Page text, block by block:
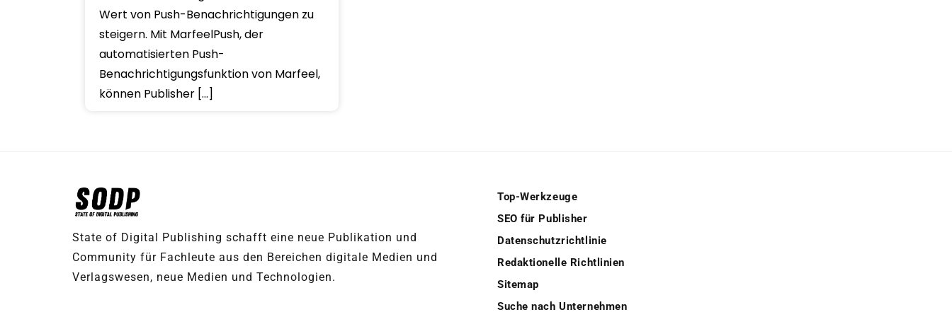
Wert von Push-Benachrichtigungen zu
steigern. Mit MarfeelPush, der
automatisierten Push-
Benachrichtigungsfunktion von Marfeel,
können Publisher […]
State of Digital Publishing schafft eine neue Publikation und
Community für Fachleute aus den Bereichen digitale Medien und
Verlagswesen, neue Medien und Technologien.
Top-Werkzeuge
SEO für Publisher
Datenschutzrichtlinie
Redaktionelle Richtlinien
Sitemap
Suche nach Unternehmen